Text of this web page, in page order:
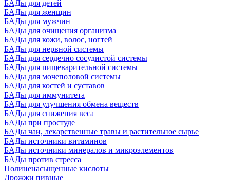
БАДы для детей
БАДы для женщин
БАДы для мужчин
БАДы для очищения организма
БАДы для кожи, волос, ногтей
БАДы для нервной системы
БАДы для сердечно сосудистой системы
БАДы для пищеварительной системы
БАДы для мочеполовой системы
БАДы для костей и суставов
БАДы для иммунитета
БАДы для улучшения обмена веществ
БАДы для снижения веса
БАДы при простуде
БАДы чаи, лекарственные травы и растительное сырье
БАДы источники витаминов
БАДы источники минералов и микроэлементов
БАДы против стресса
Полиненасыщенные кислоты
Дрожжи пивные